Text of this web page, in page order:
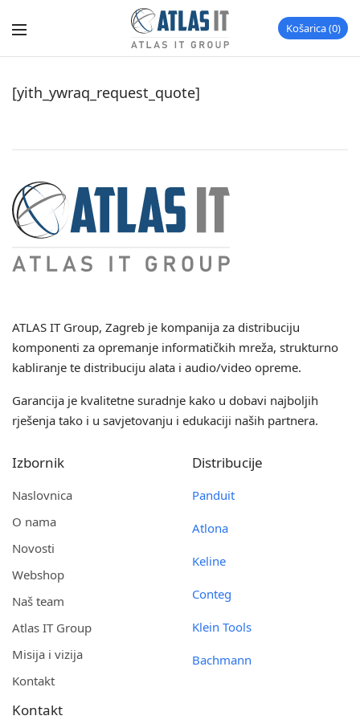
Košarica 0
[yith_ywraq_request_quote]
ATLAS IT Group, Zagreb je kompanija za distribuciju
komponenti za opremanje informatičkih mreža, strukturno
kabliranje te distribuciju alata i audio/video opreme.
Garancija je kvalitetne suradnje kako u dobavi najboljih
rješenja tako i u savjetovanju i edukaciji naših partnera.
Izbornik
Naslovnica
O nama
Novosti
Webshop
Naš team
Atlas IT Group
Misija i vizija
Kontakt
Distribucije
Panduit
Atlona
Keline
Conteg
Klein Tools
Bachmann
Kontakt